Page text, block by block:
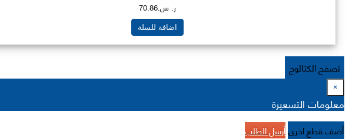
ر. س.70.86
اضافة للسلة
تصفح الكتالوج
×
معلومات التسعيرة
أضف قطع اخرىأرسل الطلب